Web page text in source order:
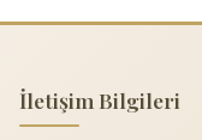
İletişim Bilgileri